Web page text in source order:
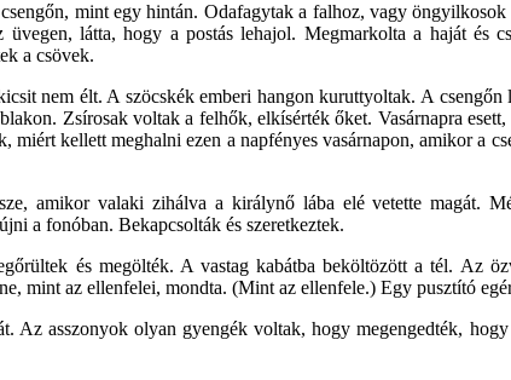
mint egy hintán. Odafagytak a falhoz, vagy
látta, hogy a postás lehajol. Megmarkolta a haját és
a csövek.
nem élt. A szöcskék emberi hangon kuruttyoltak. A
Zsírosak voltak a felhők, elkísérték őket. Vasárnapra
miért kellett meghalni ezen a napfényes vasárnapon,
amikor valaki zihálva a királynő lába elé vetette magát.
a fonóban. Bekapcsolták és szeretkeztek.
és megölték. A vastag kabátba beköltözött a tél. Az
mint az ellenfelei, mondta. (Mint az ellenfele.) Egy pusztító
Az asszonyok olyan gyengék voltak, hogy megengedték,